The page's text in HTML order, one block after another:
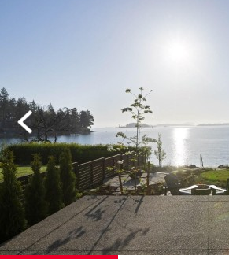
Previous